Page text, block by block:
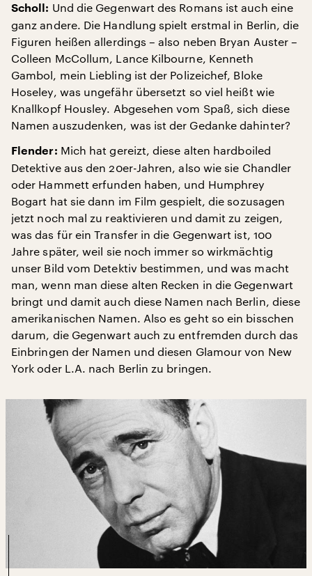
Scholl: Und die Gegenwart des Romans ist auch eine
ganz andere. Die Handlung spielt erstmal in Berlin, die
Figuren heißen allerdings – also neben Bryan Auster –
Colleen McCollum, Lance Kilbourne, Kenneth
Gambol, mein Liebling ist der Polizeichef, Bloke
Hoseley, was ungefähr übersetzt so viel heißt wie
Knallkopf Housley. Abgesehen vom Spaß, sich diese
Namen auszudenken, was ist der Gedanke dahinter?
Flender: Mich hat gereizt, diese alten hardboiled
Detektive aus den 20er-Jahren, also wie sie Chandler
oder Hammett erfunden haben, und Humphrey
Bogart hat sie dann im Film gespielt, die sozusagen
jetzt noch mal zu reaktivieren und damit zu zeigen,
was das für ein Transfer in die Gegenwart ist, 100
Jahre später, weil sie noch immer so wirkmächtig
unser Bild vom Detektiv bestimmen, und was macht
man, wenn man diese alten Recken in die Gegenwart
bringt und damit auch diese Namen nach Berlin, diese
amerikanischen Namen. Also es geht so ein bisschen
darum, die Gegenwart auch zu entfremden durch das
Einbringen der Namen und diesen Glamour von New
York oder L.A. nach Berlin zu bringen.